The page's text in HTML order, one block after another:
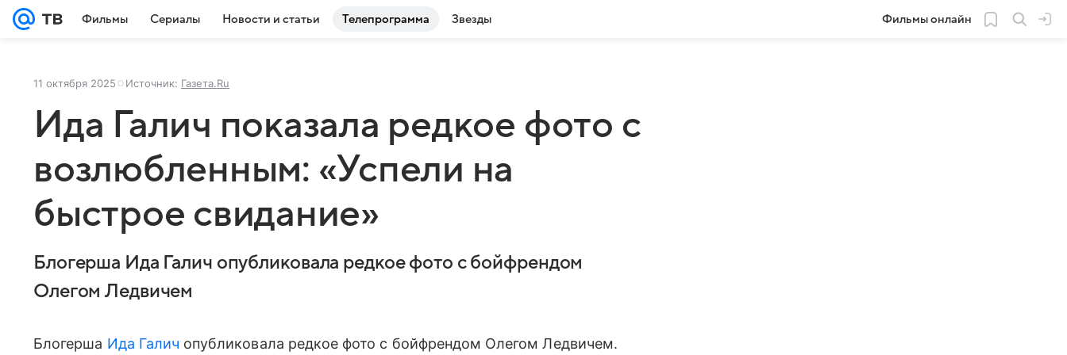
Фильмы Сериалы Новости и статьи Телепрограмма Звезды Фильмы онлайн
11 октября 2025 Источник: Газета.Ru
Ида Галич показала редкое фото с
возлюбленным: «Успели на
быстрое свидание»
Блогерша Ида Галич опубликовала редкое фото с бойфрендом
Олегом Ледвичем
Блогерша Ида Галич опубликовала редкое фото с бойфрендом Олегом Ледвичем.